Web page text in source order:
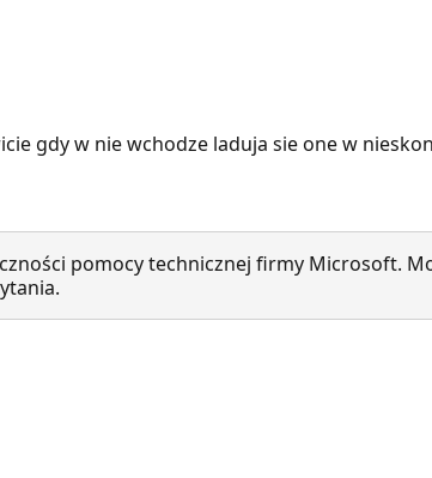
gdy w nie wchodze laduja sie one w
pomocy technicznej firmy Microsoft.